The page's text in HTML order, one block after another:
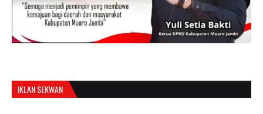
IKLAN SEKWAN